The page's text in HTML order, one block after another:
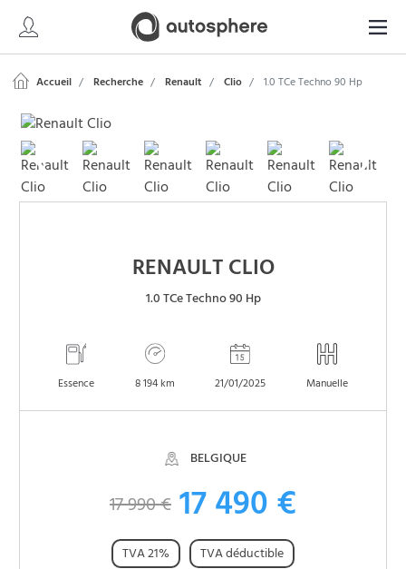
Accueil Recherche Renault Clio 1.0 TCe Techno 90 Hp
RENAULT CLIO
1.0 TCe Techno 90 Hp
Essence 8 194 km 21/01/2025 Manuelle
BELGIQUE
17 990 € 17 490 €
TVA 21% TVA déductible